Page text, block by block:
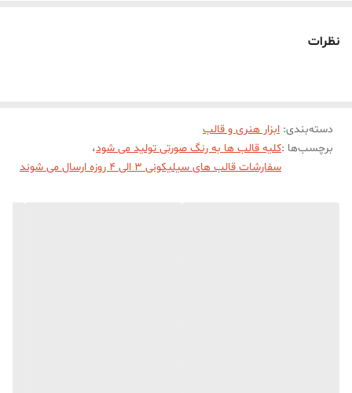
نظرات
دسته‌بندی: ابزار هنری و قالب
برچسب‌ها :کلیه قالب ها به رنگ صورتی تولید می شود،
سفارشات قالب های سیلیکونی 3 الی 4 روزه ارسال می شوند